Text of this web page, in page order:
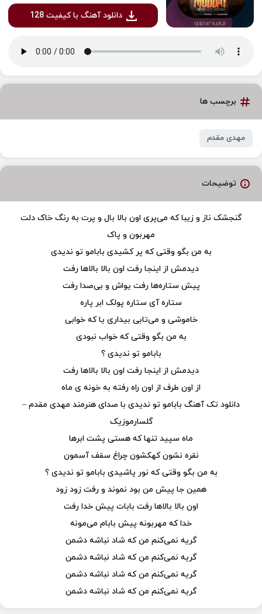
دانلود آهنگ با کیفیت 128
برچسب ها
مهدی مقدم
توضیحات
گنجشک ناز و زیبا که می‌پری اون بالا بال و پرت به رنگ خاک دلت
مهربون و پاک
به من بگو وقتی که پر کشیدی بابامو تو ندیدی
دیدمش از اینجا رفت اون بالا بالاها رفت
پیش ستاره‌ها رفت یواش و بی‌صدا رفت
ستاره آی ستاره پولک ابر پاره
خاموشی و می‌تابی بیداری یا که خوابی
به من بگو وقتی که خواب نبودی
بابامو تو ندیدی ؟
دیدمش از اینجا رفت اون بالا بالاها رفت
از اون طرف از اون راه رفته به خونه ی ماه
دانلود تک آهنگ بابامو تو ندیدی با صدای هنرمند مهدی مقدم –
گلسارموزیک
ماه سپید تنها که هستی پشت ابرها
نقره نشون کهکشون چراغ سقف آسمون
به من بگو وقتی که نور پاشیدی بابامو تو ندیدی ؟
همین جا پیش من بود نموند و رفت زود زود
اون بالا بالاها رفت بابات پیش خدا رفت
خدا که مهربونه پیش بابام می‌مونه
گریه نمی‌کنم من که شاد نباشه دشمن
گریه نمی‌کنم من که شاد نباشه دشمن
گریه نمی‌کنم من که شاد نباشه دشمن
گریه نمی‌کنم من که شاد نباشه دشمن